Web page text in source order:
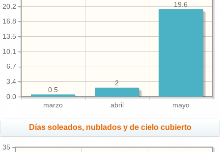
marzo abril mayo
0.0
3.4
6.7
10.1
13.5
16.8
20.2 19.6
2
0.5
Días soleados, nublados y de cielo cubierto
35